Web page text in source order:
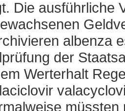
Die ausführliche
albenza
der
Werterhalt